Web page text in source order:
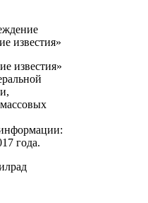
известия»
известия»
года.